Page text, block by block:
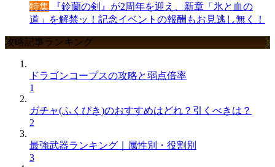
特集 『鈴蘭の剣』が2周年を迎え、新章「氷と血の
道」を解禁ッ！記念イベントの報酬もお見逃し無く！
攻略記事ランキング
ドラゴンコープスの攻略と弱点倍率
1
ガチャ(ふくびき)のおすすめはどれ？引くべきは？
2
最強武器ランキング｜属性別・役割別
3